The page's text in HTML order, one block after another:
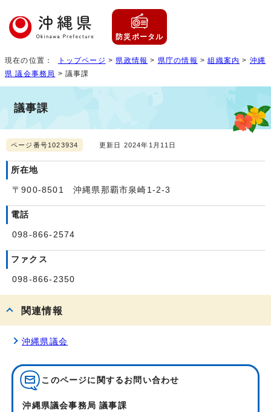
防災ポータル
現在の位置： トップページ > 県政情報 > 県庁の情報 >組織案内 > 沖縄
県 議会事務局 > 議事課
議事課
ページ番号1023934 更新日 2024年1月11日
所在地
〒900-8501 沖縄県那覇市泉崎1-2-3
電話
098-866-2574
ファクス
098-866-2350
関連情報
沖縄県議会
このページに関する お問い合わせ
沖縄県議会事務局 議事課